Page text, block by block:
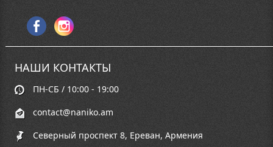
НАШИ КОНТАКТЫ
ПН-СБ / 10:00 - 19:00
contact@naniko.am
Северный проспект 8, Ереван, Армения